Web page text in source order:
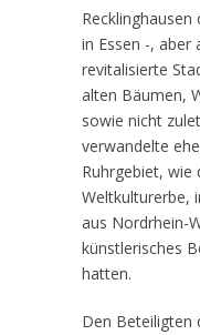
in Essen -, aber
revitalisierte
alten Bäumen,
sowie nicht
verwandelte
Ruhrgebiet, wie
Weltkulturerbe,
aus Nordrhein-
künstlerisches
hatten.
Den Beteiligten